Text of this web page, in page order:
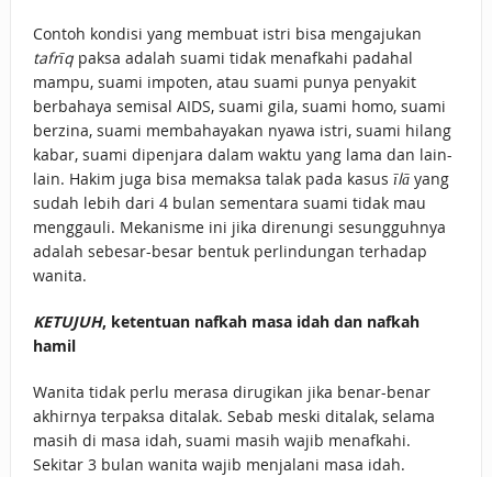
Contoh kondisi yang membuat istri bisa mengajukan
tafrīqpaksa adalah suami tidak menafkahi padahal
mampu, suami impoten, atau suami punya penyakit
berbahaya semisal AIDS, suami gila, suami homo, suami
berzina, suami membahayakan nyawa istri, suami hilang
kabar, suami dipenjara dalam waktu yang lama dan lain-
lain. Hakim juga bisa memaksa talak pada kasus īlāyang
sudah lebih dari 4 bulan sementara suami tidak mau
menggauli. Mekanisme ini jika direnungi sesungguhnya
adalah sebesar-besar bentuk perlindungan terhadap
wanita.
KETUJUH, ketentuan nafkah masa idah dan nafkah
hamil
Wanita tidak perlu merasa dirugikan jika benar-benar
akhirnya terpaksa ditalak. Sebab meski ditalak, selama
masih di masa idah, suami masih wajib menafkahi.
Sekitar 3 bulan wanita wajib menjalani masa idah.